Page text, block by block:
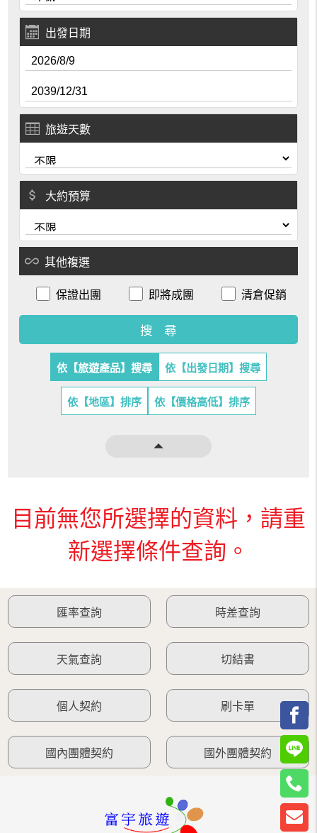
出發日期
旅遊天數
attach_money 大約預算
all_inclusive 其他複選
保證出團 即將成團 清倉促銷
依【旅遊產品】搜尋 依【出發日期】搜尋
依【地區】排序 依【價格高低】排序
arrow_drop_up
目前無您所選擇的資料，請重
新選擇條件查詢。
匯率查詢 時差查詢
天氣查詢 切結書
個人契約 刷卡單
國內團體契約 國外團體契約